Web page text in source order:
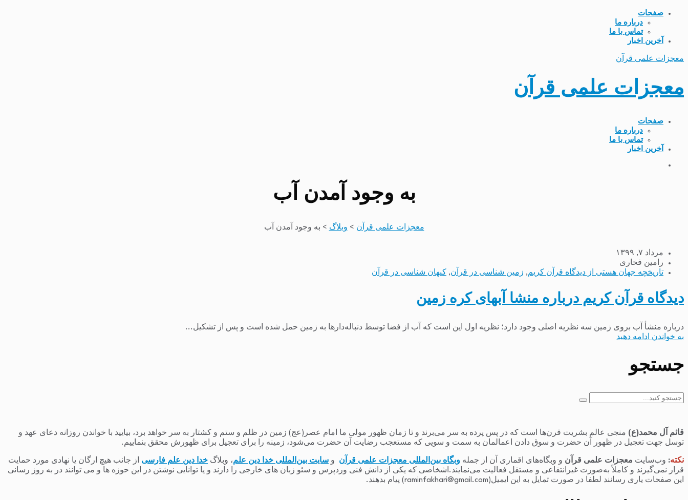
صفحات
درباره ما
تماس با ما
آخرین اخبار
معجزات علمی قرآن
معجزات علمی قرآن
صفحات
درباره ما
تماس با ما
آخرین اخبار
به وجود آمدن آب
معجزات علمی قرآن > وبلاگ > به وجود آمدن آب
مرداد ۷, ۱۳۹۹
رامین فخاری
تاریخچه جهان هستی از دیدگاه قرآن کریم, زمین شناسی در قرآن, کیهان شناسی در قرآن
دیدگاه قرآن کریم درباره منشا آبهای کره زمین
درباره منشأ آب بروی زمین سه نظریه اصلی وجود دارد؛ نظریه اول این است که آب از فضا توسط دنباله‌دارها به زمین حمل شده است و پس از تشکیل...
به خواندن ادامه دهید
جستجو
جستجو
قائم آل محمد(ع) منجی عالم بشریت قرن‌ها است که در پس پرده به سر می‌برند و تا زمان ظهور مولی ما امام عصر(عج) زمین در ظلم و ستم و کشتار به سر خواهد برد، بیایید با خواندن روزانه دعای عهد و
توسل جهت تعجیل در ظهور آن حضرت و سوق دادن اعمالمان به سمت و سویی که مستعجب رضایت آن حضرت می‌شود، زمینه را برای تعجیل برای ظهورش محقق بنماییم.
نکته: وب‌سایت معجزات علمی قرآن و وبگاه‌های اقماری آن از جمله وبگاه بین‌المللی معجزات علمی قرآن و سایت بین‌المللی خدا دین علم، وبلاگ خدا دین علم فارسی از جانب هیچ ارگان یا نهادی مورد حمایت
قرار نمی‌گیرند و کاملاً به‌صورت غیرانتفاعی و مستقل فعالیت می‌نمایند.اشخاصی که یکی از دانش فنی وردپرس و سئو زبان های خارجی را دارند و یا توانایی نوشتن در این حوزه ها و می توانند در به روز رسانی
این صفحات یاری رسانند لطفا در صورت تمایل به این ایمیل(raminfakhari@gmail.com) پیام بدهند.